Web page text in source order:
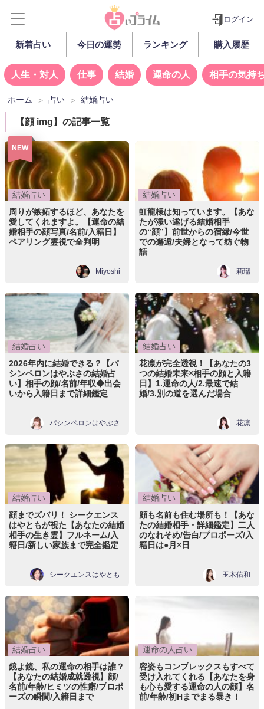
ログイン
新着占い 今日の運勢 ランキング 購入履歴
人生・対人 仕事 結婚 運命の人 相手の気持
ホーム 占い 結婚占い
【顔 img】の記事一覧
NEW
結婚占い
周りが嫉妬するほど、あなたを
愛してくれますよ。【運命の結
婚相手の顔写真/名前/入籍日】
ペアリング霊視で全判明
Miyoshi
結婚占い
虹龍様は知っています。【あな
たが添い遂げる結婚相手
の“顔”】前世からの宿縁/今世
での邂逅/夫婦となって紡ぐ物
語
莉瑠
結婚占い
2026年内に結婚できる？【パ
シンペロンはやぶさの結婚占
い】相手の顔/名前/年収◆出会
いから入籍日まで詳細鑑定
パシンペロンはやぶさ
結婚占い
花凛が完全透視！【あなたの3
つの結婚未来×相手の顔と入籍
日】1.運命の人/2.最速で結
婚/3.別の道を選んだ場合
花凛
結婚占い
顔までズバリ！ シークエンス
はやともが視た【あなたの結婚
相手の生き霊】フルネーム/入
籍日/新しい家族まで完全鑑定
シークエンスはやとも
結婚占い
顔も名前も住む場所も！【あな
たの結婚相手・詳細鑑定】二人
のなれそめ/告白/プロポーズ/入
籍日は●月×日
玉木佑和
結婚占い
鏡よ鏡、私の運命の相手は誰？
【あなたの結婚成就透視】顔/
名前/年齢/ヒミツの性癖/プロポ
ーズの瞬間/入籍日まで
運命の人占い
容姿もコンプレックスもすべて
受け入れてくれる【あなたを身
も心も愛する運命の人の顔】名
前/年齢/初Hまでまる暴き！